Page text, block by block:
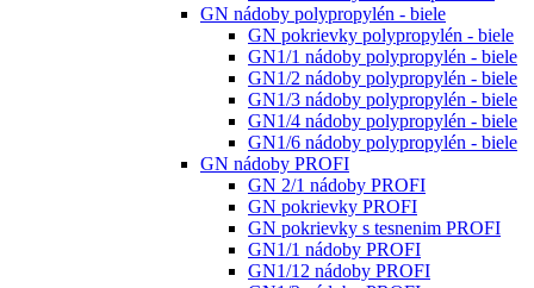
GN nádoby polypropylén - biele
GN pokrievky polypropylén - biele
GN1/1 nádoby polypropylén - biele
GN1/2 nádoby polypropylén - biele
GN1/3 nádoby polypropylén - biele
GN1/4 nádoby polypropylén - biele
GN1/6 nádoby polypropylén - biele
GN nádoby PROFI
GN 2/1 nádoby PROFI
GN pokrievky PROFI
GN pokrievky s tesnenim PROFI
GN1/1 nádoby PROFI
GN1/12 nádoby PROFI